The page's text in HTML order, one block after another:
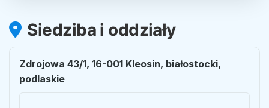
Siedziba i oddziały
Zdrojowa 43/1, 16-001 Kleosin, białostocki,
podlaskie